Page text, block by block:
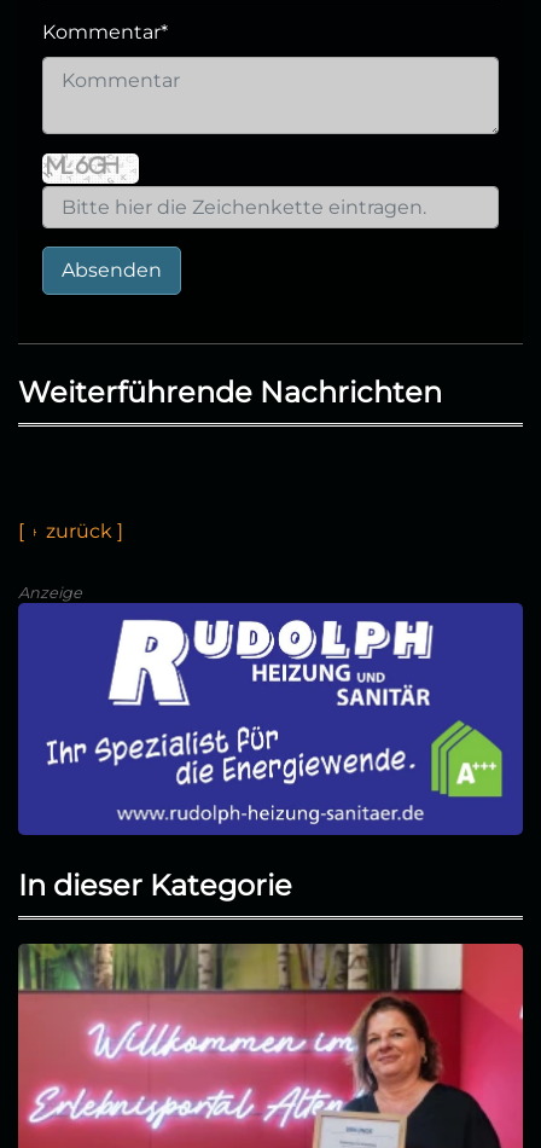
Kommentar*
Absenden
Weiterführende Nachrichten
[ ← z u ück ]
Anzeige
In dieser Kategorie